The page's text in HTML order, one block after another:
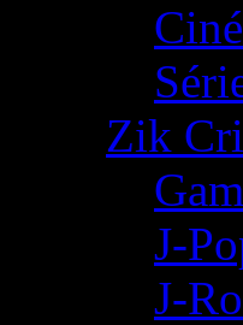
Zik
J-
J-